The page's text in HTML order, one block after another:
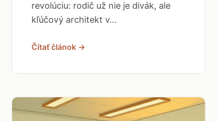
revolúciu: rodič už nie je divák, ale
kľúčový architekt v...
Čítať článok →